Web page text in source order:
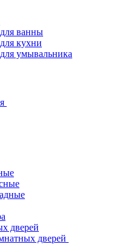
ванны
кухни
умывальника
дверей
дверей